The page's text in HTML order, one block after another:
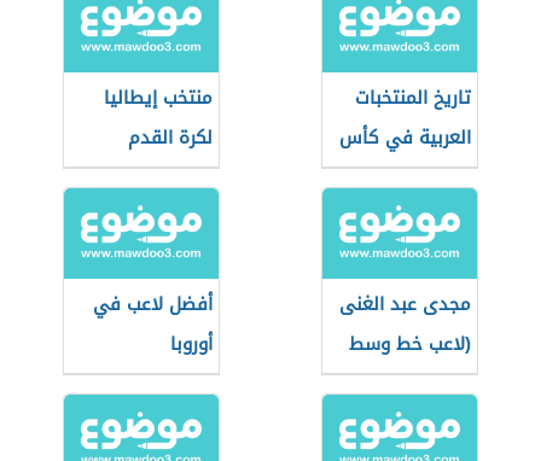
تاريخ المنتخبات
العربية في كأس
العالم
منتخب إيطاليا
لكرة القدم
مجدى عبد الغنى
(لاعب خط وسط
سابق بالنادي
الأهلي)
أفضل لاعب في
أوروبا